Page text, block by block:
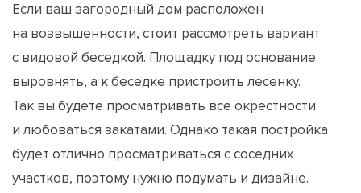
Если ваш загородный дом расположен
на возвышенности, стоит рассмотреть вариант
с видовой беседкой. Площадку под основание
выровнять, а к беседке пристроить лесенку.
Так вы будете просматривать все окрестности
и любоваться закатами. Однако такая постройка
будет отлично просматриваться с соседних
участков, поэтому нужно подумать и дизайне.